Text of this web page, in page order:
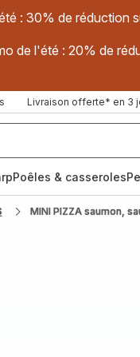
: 30% de réduction
de l'été : 20% de
Livraison offerte* en 3
Poêles & casseroles
MINI PIZZA saumon,